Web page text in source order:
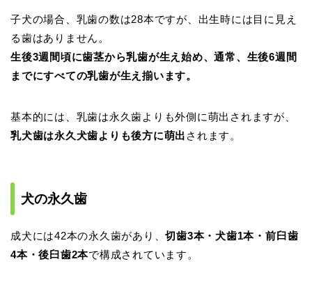
子犬の場合、乳歯の数は28本ですが、出生時には目に見え
る歯はありません。
生後3週間頃に歯茎から乳歯が生え始め、通常、生後6週間
までにすべての乳歯が生え揃います。
基本的には、乳歯は永久歯よりも外側に萌出されますが、
乳犬歯は永久犬歯よりも後方に萌出 されます。
犬の永久歯
成犬には42本の永久歯があり、切歯3本・犬歯1本・前臼歯
4本・後臼歯2本で構成されています。